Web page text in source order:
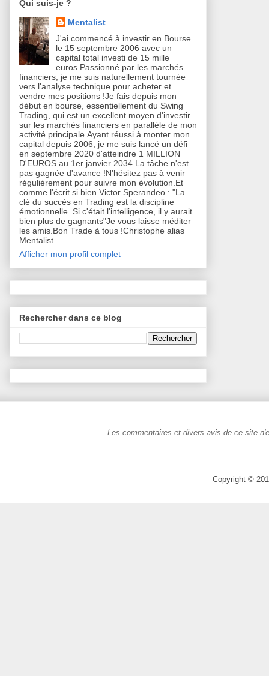
Qui suis-je ?
Mentalist
J'ai commencé à investir en Bourse
le 15 septembre 2006 avec un
capital total investi de 15 mille
euros.Passionné par les marchés
financiers, je me suis naturellement tournée
vers l'analyse technique pour acheter et
vendre mes positions !Je fais depuis mon
début en bourse, essentiellement du Swing
Trading, qui est un excellent moyen d'investir
sur les marchés financiers en parallèle de mon
activité principale.Ayant réussi à monter mon
capital depuis 2006, je me suis lancé un défi
en septembre 2020 d'atteindre 1 MILLION
D'EUROS au 1er janvier 2034.La tâche n'est
pas gagnée d'avance !N'hésitez pas à venir
régulièrement pour suivre mon évolution.Et
comme l'écrit si bien Victor Sperandeo : "La
clé du succès en Trading est la discipline
émotionnelle. Si c'était l'intelligence, il y aurait
bien plus de gagnants"Je vous laisse méditer
les amis.Bon Trade à tous !Christophe alias
Mentalist
Afficher mon profil complet
Rechercher dans ce blog
Les commentaires et divers avis de ce site
Copyright ©